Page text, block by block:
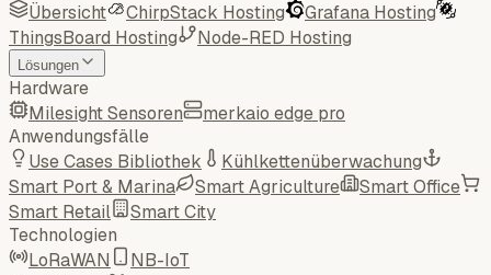
Übersicht
ChirpStack Hosting
Grafana Hosting
ThingsBoard Hosting
Node-RED Hosting
Lösungen
Hardware
Milesight Sensoren
merkaio edge pro
Anwendungsfälle
Use Cases Bibliothek
Kühlkettenüberwachung
Smart Port & Marina
Smart Agriculture
Smart Office
Smart Retail
Smart City
Technologien
LoRaWAN
NB-IoT